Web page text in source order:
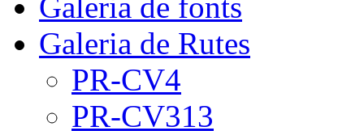
Galeria de fonts
Galeria de Rutes
PR-CV4
PR-CV313